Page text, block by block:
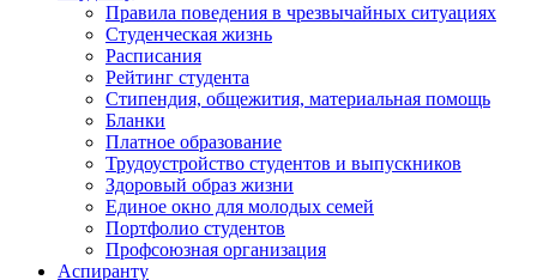
Правила поведения в чрезвычайных ситуациях
Студенческая жизнь
Расписания
Рейтинг студента
Стипендия, общежития, материальная помощь
Бланки
Платное образование
Трудоустройство студентов и выпускников
Здоровый образ жизни
Единое окно для молодых семей
Портфолио студентов
Профсоюзная организация
Аспиранту